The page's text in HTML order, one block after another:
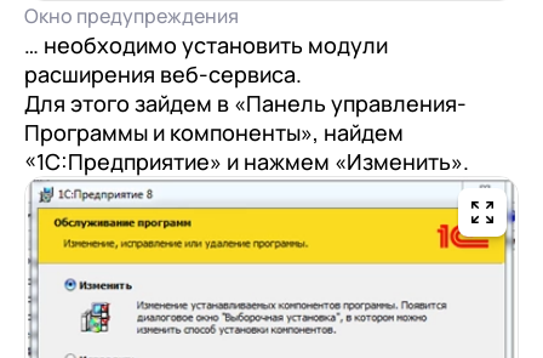
Окно предупреждения
… необходимо установить модули
расширения веб-сервиса.
Для этого зайдем в «Панель управления-
Программы и компоненты», найдем
«1С:Предприятие» и нажмем «Изменить».